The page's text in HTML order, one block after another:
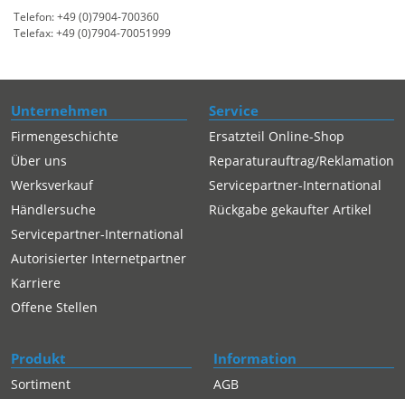
Telefon: +49 (0)7904-700360
Telefax: +49 (0)7904-70051999
Unternehmen
Firmengeschichte
Über uns
Werksverkauf
Händlersuche
Servicepartner-International
Autorisierter Internetpartner
Karriere
Offene Stellen
Service
Ersatzteil Online-Shop
Reparaturauftrag/Reklamation
Servicepartner-International
Rückgabe gekaufter Artikel
Produkt
Sortiment
Information
AGB